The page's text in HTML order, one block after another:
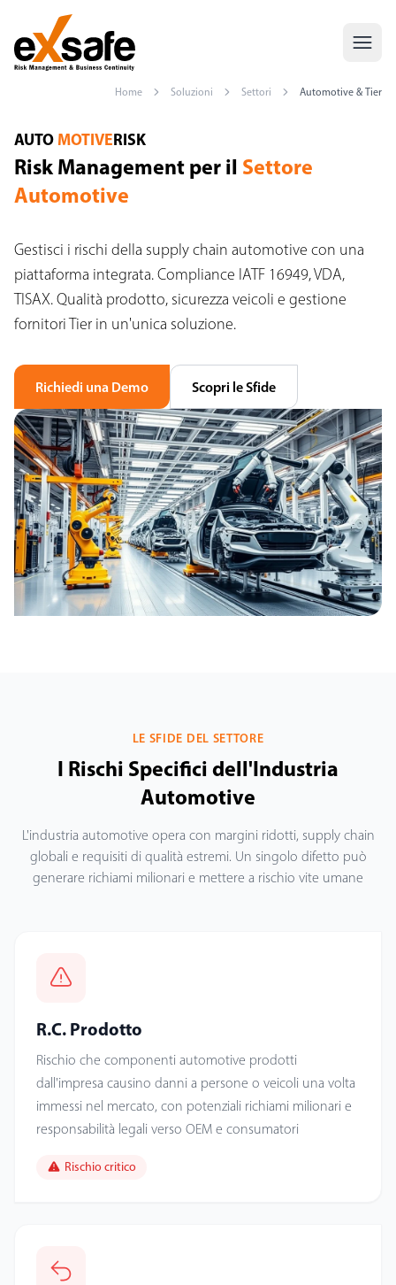
Home Soluzioni Settori Automotive & Tier
Risk Management Settore Automotive — IATF 16949, VDA, TISAX
AUTO MOTIVERISK
Risk Management per il Settore
Automotive
Gestisci i rischi della supply chain automotive con una
piattaforma integrata. Compliance IATF 16949, VDA,
TISAX. Qualità prodotto, sicurezza veicoli e gestione
fornitori Tier in un'unica soluzione.
Richiedi una Demo Scopri le Sfide
LE SFIDE DEL SETTORE
I Rischi Specifici dell'Industria
Automotive
L'industria automotive opera con margini ridotti, supply chain
globali e requisiti di qualità estremi. Un singolo difetto può
generare richiami milionari e mettere a rischio vite umane
R.C. Prodotto
Rischio che componenti automotive prodotti
dall'impresa causino danni a persone o veicoli una volta
immessi nel mercato, con potenziali richiami milionari e
responsabilità legali verso OEM e consumatori
Rischio critico